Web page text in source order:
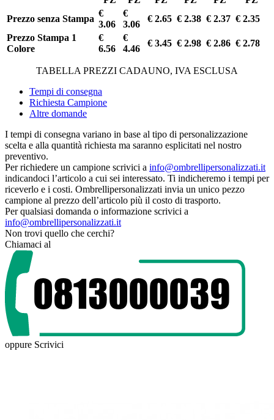
Prezzo senza Stampa
€
3.06
€
3.06
€ 2.65 € 2.38 € 2.37 € 2.35
Prezzo Stampa 1
Colore
€
6.56
€
4.46
€ 3.45 € 2.98 € 2.86 € 2.78
TABELLA PREZZI CADAUNO, IVA ESCLUSA
Tempi di consegna
Richiesta Campione
Altre domande
I tempi di consegna variano in base al tipo di personalizzazione
scelta e alla quantità richiesta ma saranno esplicitati nel nostro
preventivo.
Per richiedere un campione scrivici a info@ombrellipersonalizzati.it
indicandoci l’articolo a cui sei interessato. Ti indicheremo i tempi per
riceverlo e i costi. Ombrellipersonalizzati invia un unico pezzo
campione al prezzo dell’articolo più il costo di trasporto.
Per qualsiasi domanda o informazione scrivici a
info@ombrellipersonalizzati.it
Non trovi quello che cerchi?
Chiamaci al
oppure Scrivici